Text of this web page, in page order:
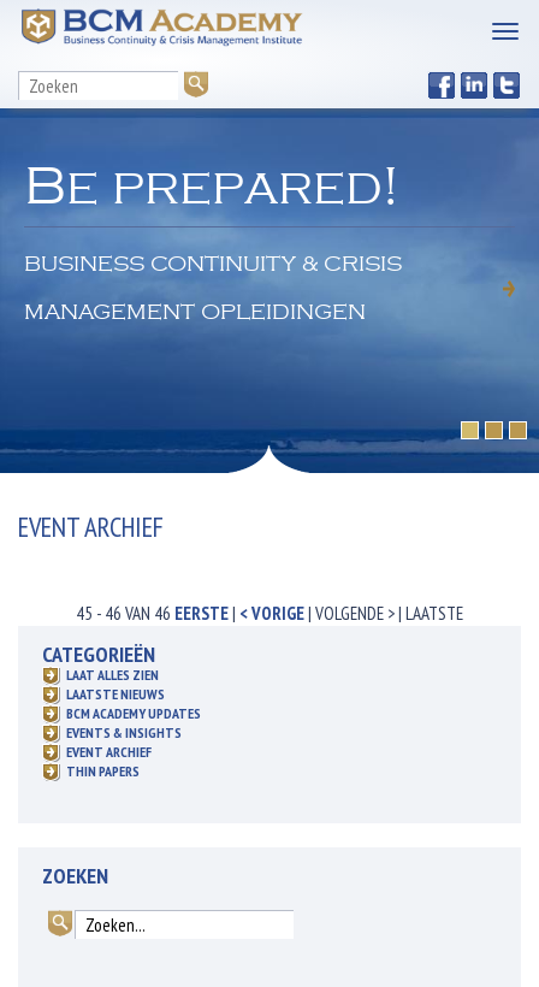
Be prepared!
BUSINESS CONTINUITY & CRISIS
MANAGEMENT OPLEIDINGEN
EVENT ARCHIEF
45 - 46 VAN 46 EERSTE| < VORIGE| VOLGENDE >| LAATSTE
CATEGORIEËN
LAAT ALLES ZIEN
LAATSTE NIEUWS
BCM ACADEMY UPDATES
EVENTS & INSIGHTS
EVENT ARCHIEF
THIN PAPERS
ZOEKEN